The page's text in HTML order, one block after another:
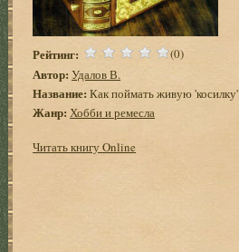
Рейтинг: (0)
Автор: Удалов В.
Название: Как поймать живую 'косилку'
Жанр: Хобби и ремесла
Читать книгу Online